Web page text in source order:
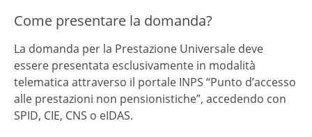
Come presentare la domanda?
La domanda per la Prestazione Universale deve
essere presentata esclusivamente in modalità
telematica attraverso il portale INPS “Punto d’accesso
alle prestazioni non pensionistiche”, accedendo con
SPID, CIE, CNS o eIDAS.